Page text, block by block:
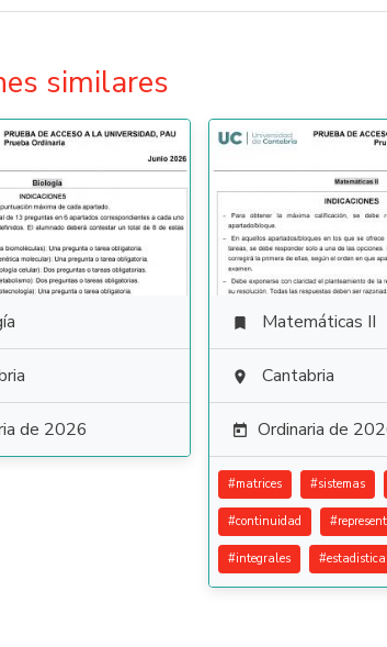
similares
de 2026
 Matemáticas II
 Cantabria
 Ordinaria de
#matrices #sistemas
#continuidad #
#integrales #estadistica